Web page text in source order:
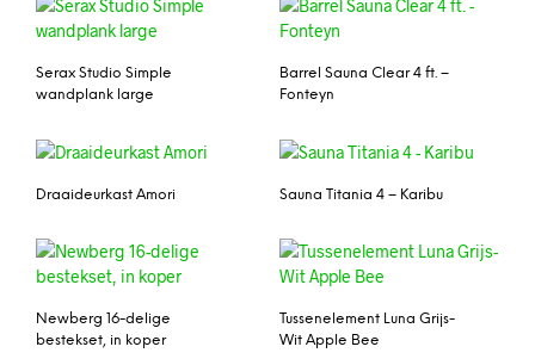
Serax Studio Simple
wandplank large
Barrel Sauna Clear 4 ft. –
Fonteyn
Draaideurkast Amori Sauna Titania 4 – Karibu
Newberg 16-delige
bestekset, in koper
Tussenelement Luna Grijs-
Wit Apple Bee